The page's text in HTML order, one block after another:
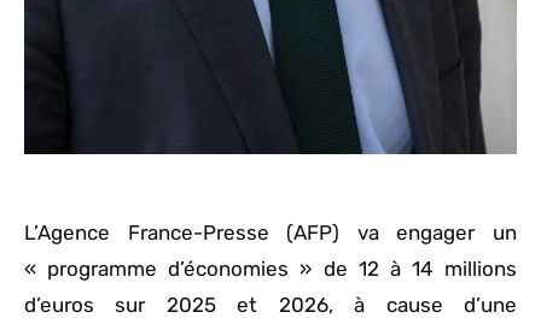
L’Agence France-Presse (AFP) va engager un
« programme d’économies » de 12 à 14 millions
d’euros sur 2025 et 2026, à cause d’une